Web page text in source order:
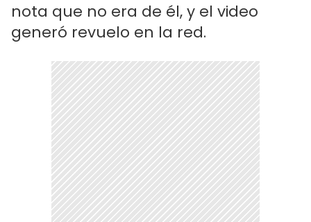
nota que no era de él, y el video
generó revuelo en la red.